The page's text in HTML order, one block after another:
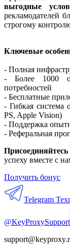
выгодные
рекламодателей
строгому
Ключевые
- Полная
- Более 1000
потребностей
- Бесплатные
- Гибкая система
PS, Apple Vision)
- Поддержка
- Реферальная
успеху вместе с
Получить бонус
Telegram
@KeyProxySupport